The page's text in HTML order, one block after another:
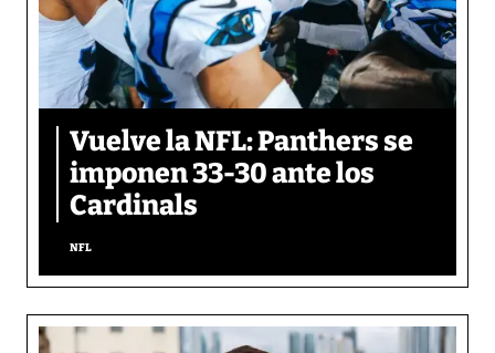
Vuelve la NFL: Panthers se
imponen 33-30 ante los
Cardinals
NFL